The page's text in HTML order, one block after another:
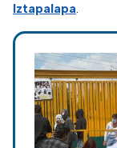
Iztapalapa.